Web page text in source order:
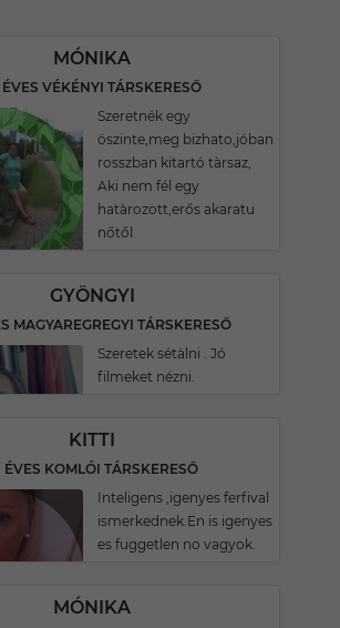
MÓNIKA
VÉKÉNYI TÁRSKERESŐ
Szeretnék egy
öszinte,meg bizhato,jóban
rosszban kitartó tàrsaz,
Aki nem fél egy
hatàrozott,erős akaratu
nőtől.
GYÖNGYI
MAGYAREGREGYI TÁRSKERESŐ
Szeretek sétàlni . Jó
filmeket nézni.
KITTI
ÉVES KOMLÓI TÁRSKERESŐ
Inteligens ,igenyes ferfival
ismerkednek.En is igenyes
es fuggetlen no vagyok.
MÓNIKA